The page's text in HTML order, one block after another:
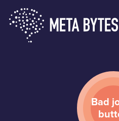
Bad